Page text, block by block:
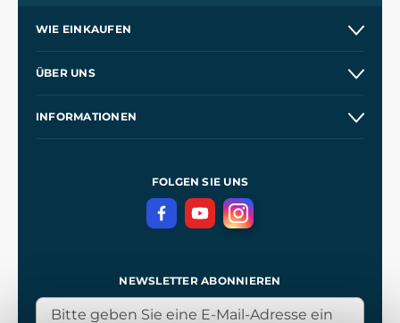
WIE EINKAUFEN
Kontakt
ÜBER UNS
INFORMATIONEN
DatenschutzerklärungFOLGEN SIE UNS
NEWSLETTER ABONNIEREN